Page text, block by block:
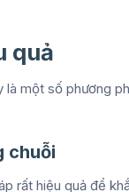
quả
một số phương
chuỗi
rất hiệu quả để